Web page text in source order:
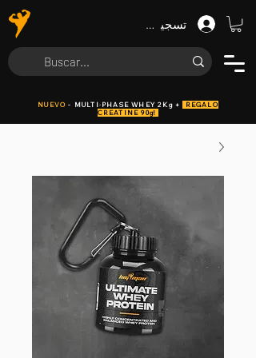
NUEVO - MULTI·PHASE WHEY 2Kg +
REGALO
CREATINE 90g!
تسجيل الدخول